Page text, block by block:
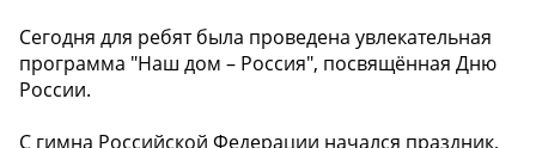
Сегодня для ребят была проведена увлекательная
программа "Наш дом – Россия", посвящённая Дню
России.
С гимна Российской Федерации начался праздник,